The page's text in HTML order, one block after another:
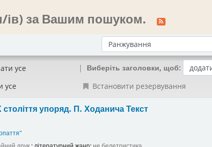
ів) за Вашим пошуком.
Сортувати за:
усе
усе
Виберіть заголовки, щоб:
Встановити резервування
упоряд. П. ХоданичаТекст